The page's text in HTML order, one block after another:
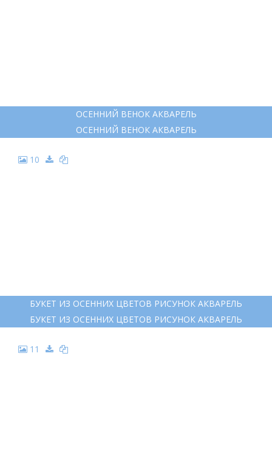
ОСЕННИЙ ВЕНОК АКВАРЕЛЬ
ОСЕННИЙ ВЕНОК АКВАРЕЛЬ
10
БУКЕТ ИЗ ОСЕННИХ ЦВЕТОВ РИСУНОК АКВАРЕЛЬ
БУКЕТ ИЗ ОСЕННИХ ЦВЕТОВ РИСУНОК АКВАРЕЛЬ
11